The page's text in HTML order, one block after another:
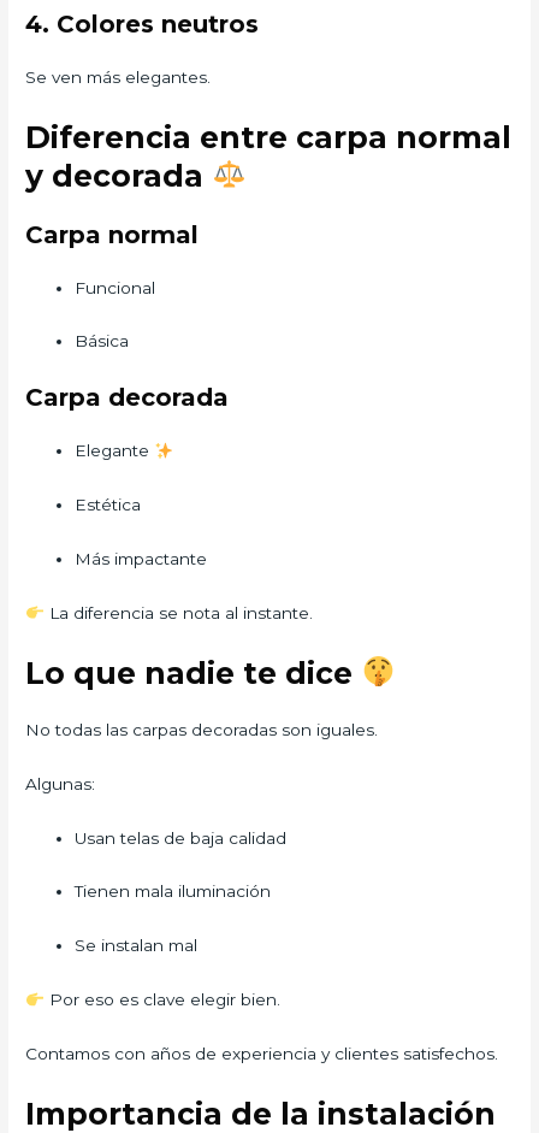
4. Colores neutros
Se ven más elegantes.
Diferencia entre carpa normal
y decorada
Carpa normal
Funcional
Básica
Carpa decorada
Elegante
Estética
Más impactante
La diferencia se nota al instante.
Lo que nadie te dice
No todas las carpas decoradas son iguales.
Algunas:
Usan telas de baja calidad
Tienen mala iluminación
Se instalan mal
Por eso es clave elegir bien.
Contamos con años de experiencia y clientes satisfechos.
Importancia de la instalación